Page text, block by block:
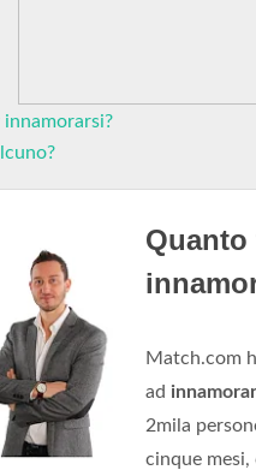
Quanto
Match.com
ad
2mila
cinque